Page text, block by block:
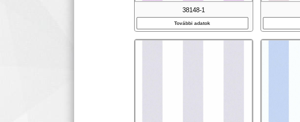
38148-1
További adatok